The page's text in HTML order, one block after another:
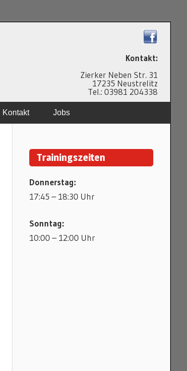
Kontakt:
Zierker Neben Str. 31
17235 Neustrelitz
Tel.: 03981 204338
Kontakt Jobs
Trainingszeiten
Donnerstag:
17:45 – 18:30 Uhr
Sonntag:
10:00 – 12:00 Uhr